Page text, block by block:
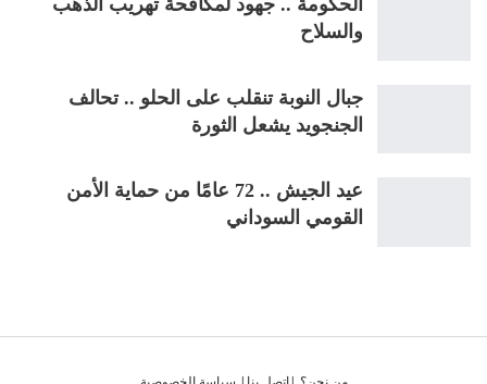
والسلاح
جبال النوبة تنقلب على الحلو .. تحالف
الجنجويد يشعل الثورة
عيد الجيش .. 72 عامًا من حماية الأمن
القومي السوداني